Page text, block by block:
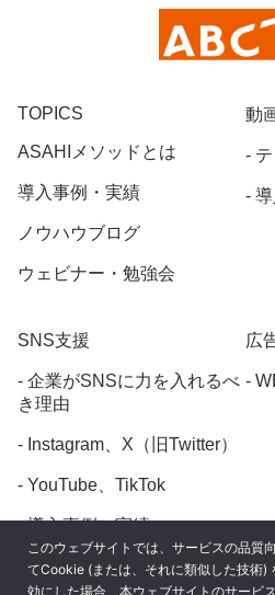
TOPICS
ASAHIメソッドとは
導入事例・実績
ノウハウブログ
ウェビナー・勉強会
SNS支援
企業がSNSに力を入れるべ
き理由
Instagram、X（旧Twitter）
YouTube、TikTok
導入事例・実績
動
広
このウェブサイトでは、サービスの品質
てCookie (または、それに類似した技術)
効にした場合、本ウェブサイトのサービ